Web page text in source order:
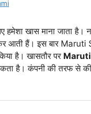
हमेशा खास माना जाता
हैं। इस बार Maruti
है। खासतौर पर
है। कंपनी की तरफ